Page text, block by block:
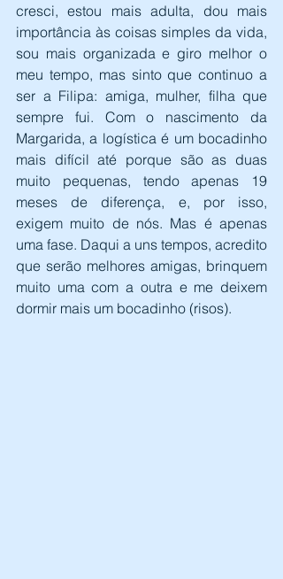
cresci, estou mais adulta, dou mais
importância às coisas simples da vida,
sou mais organizada e giro melhor o
meu tempo, mas sinto que continuo a
ser a Filipa: amiga, mulher, filha que
sempre fui. Com o nascimento da
Margarida, a logística é um bocadinho
mais difícil até porque são as duas
muito pequenas, tendo apenas 19
meses de diferença, e, por isso,
exigem muito de nós. Mas é apenas
uma fase. Daqui a uns tempos, acredito
que serão melhores amigas, brinquem
muito uma com a outra e me deixem
dormir mais um bocadinho (risos).